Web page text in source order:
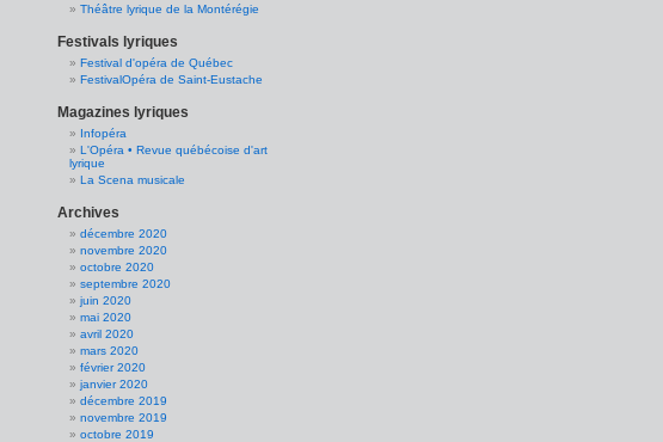
Théâtre lyrique de la Montérégie
Festivals lyriques
Festival d'opéra de Québec
FestivalOpéra de Saint-Eustache
Magazines lyriques
Infopéra
L'Opéra • Revue québécoise d'art
lyrique
La Scena musicale
Archives
décembre 2020
novembre 2020
octobre 2020
septembre 2020
juin 2020
mai 2020
avril 2020
mars 2020
février 2020
janvier 2020
décembre 2019
novembre 2019
octobre 2019